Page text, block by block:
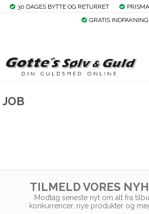
30 DAGES BYTTE OG RETURRET
GRATIS INDPAKNING
JOB
TILMELD VORES
Modtag seneste nyt om alt fra
konkurrencer, nye produkter og